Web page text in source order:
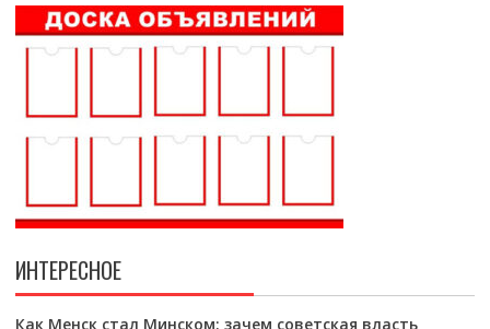
ИНТЕРЕСНОЕ
Как Менск стал Минском: зачем советская власть